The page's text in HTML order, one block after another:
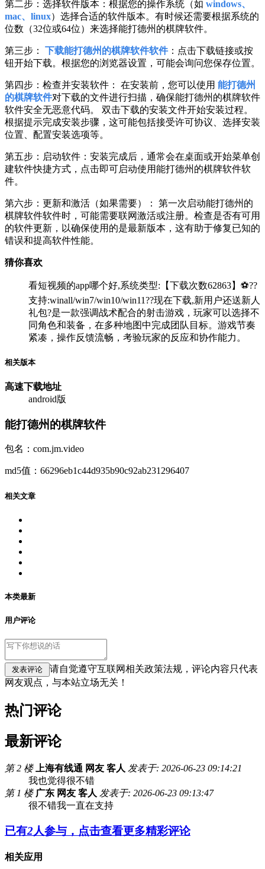
第二步：选择软件版本：根据您的操作系统（如 windows、
mac、linux）选择合适的软件版本。有时候还需要根据系统的
位数（32位或64位）来选择能打德州的棋牌软件。
第三步： 下载能打德州的棋牌软件软件：点击下载链接或按
钮开始下载。根据您的浏览器设置，可能会询问您保存位置。
第四步：检查并安装软件： 在安装前，您可以使用 能打德州
的棋牌软件对下载的文件进行扫描，确保能打德州的棋牌软件
软件安全无恶意代码。 双击下载的安装文件开始安装过程。
根据提示完成安装步骤，这可能包括接受许可协议、选择安装
位置、配置安装选项等。
第五步：启动软件：安装完成后，通常会在桌面或开始菜单创
建软件快捷方式，点击即可启动使用能打德州的棋牌软件软
件。
第六步：更新和激活（如果需要）： 第一次启动能打德州的
棋牌软件软件时，可能需要联网激活或注册。检查是否有可用
的软件更新，以确保使用的是最新版本，这有助于修复已知的
错误和提高软件性能。
猜你喜欢
看短视频的app哪个好,系统类型:【下载次数62863】⚽??
支持:winall/win7/win10/win11??现在下载,新用户还送新人
礼包?是一款强调战术配合的射击游戏，玩家可以选择不
同角色和装备，在多种地图中完成团队目标。游戏节奏
紧凑，操作反馈流畅，考验玩家的反应和协作能力。
相关版本
高速下载地址
android版
能打德州的棋牌软件
包名：com.jm.video
md5值：66296eb1c44d935b90c92ab231296407
相关文章
本类最新
用户评论
请自觉遵守互联网相关政策法规，评论内容只代表
网友观点，与本站立场无关！
热门评论
最新评论
第 2 楼 上海有线通 网友 客人 发表于: 2026-06-23 09:14:21
我也觉得很不错
第 1 楼 广东 网友 客人 发表于: 2026-06-23 09:13:47
很不错我一直在支持
已有2人参与，点击查看更多精彩评论
相关应用